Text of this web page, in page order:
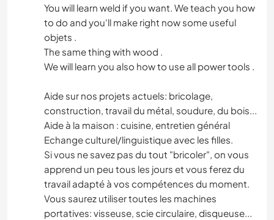
You will learn weld if you want. We teach you how
to do and you'll make right now some useful
objets .
The same thing with wood .
We will learn you also how to use all power tools .
Aide sur nos projets actuels: bricolage,
construction, travail du métal, soudure, du bois...
Aide à la maison : cuisine, entretien général
Echange culturel/linguistique avec les filles.
Si vous ne savez pas du tout "bricoler", on vous
apprend un peu tous les jours et vous ferez du
travail adapté à vos compétences du moment.
Vous saurez utiliser toutes les machines
portatives: visseuse, scie circulaire, disqueuse...